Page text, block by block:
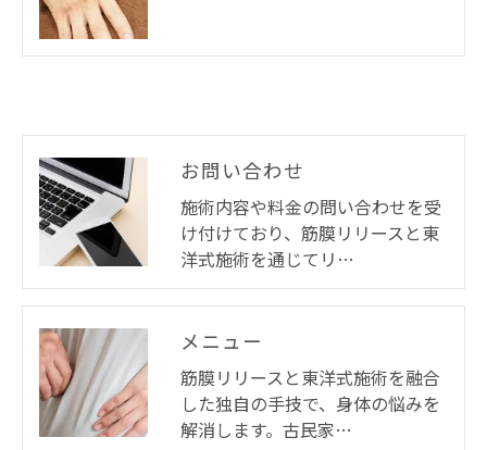
お問い合わせ
施術内容や料金の問い合わせを受
け付けており、筋膜リリースと東
洋式施術を通じてリ…
メニュー
筋膜リリースと東洋式施術を融合
した独自の手技で、身体の悩みを
解消します。古民家…